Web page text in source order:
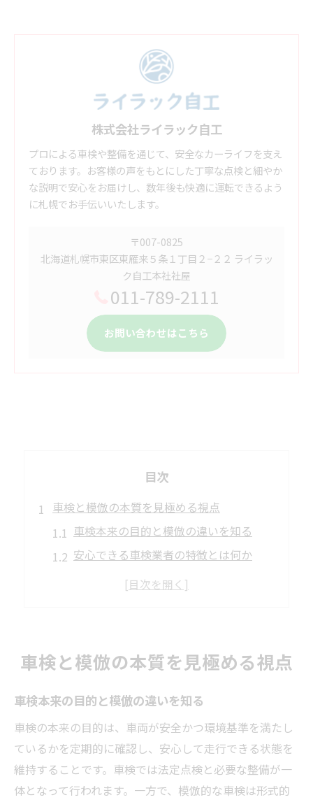
株式会社ライラック自工
プロによる車検や整備を通じて、安全なカーライフを支え
ております。お客様の声をもとにした丁寧な点検と細やか
な説明で安心をお届けし、数年後も快適に運転できるよう
に札幌でお手伝いいたします。
〒007-0825
北海道札幌市東区東雁来５条１丁目２−２２ ライラッ
ク自工本社社屋
011-789-2111
お問い合わせはこちら
目次
車検と模倣の本質を見極める視点
車検本来の目的と模倣の違いを知る
安心できる車検業者の特徴とは何か
車検における模倣的対応の見分け方
北海道で広がる車検サービスの特徴
車検模倣を防ぐ現地ならではの注意点
口コミで選ぶ北海道の車検業者事情
車検安いランキング活用時の落とし穴
車検の品質格差と模倣対策の実際例
信頼できる車検を選ぶための判断基準
車検と模倣の本質を見極める視点
車検本来の目的と模倣の違いを知る
車検の本来の目的は、車両が安全かつ環境基準を満たし
ているかを定期的に確認し、安心して走行できる状態を
維持することです。車検では法定点検と必要な整備が一
体となって行われます。一方で、模倣的な車検は形式的